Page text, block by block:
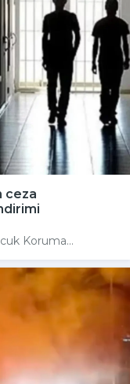
ceza
Koruma...